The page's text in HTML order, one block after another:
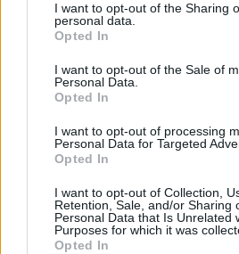
I want to opt-out of the Sharing
personal data.
Opted In
I want to opt-out of the Sale of
Personal Data.
Opted In
I want to opt-out of processing
Personal Data for Targeted
Opted In
I want to opt-out of Collection,
Retention, Sale, and/or Sharing
Personal Data that Is Unrelated
Purposes for which it was
Opted In
Βοήθημα από ασφαλιστικές
Συντάξεις που χορηγούνται
εκατό (80%)
φορολογούνται στο έτος
(υποβάλλεται
που αφορούν)
Αναδρομικά επικουρικής
ασφαλιστικές εισφορές